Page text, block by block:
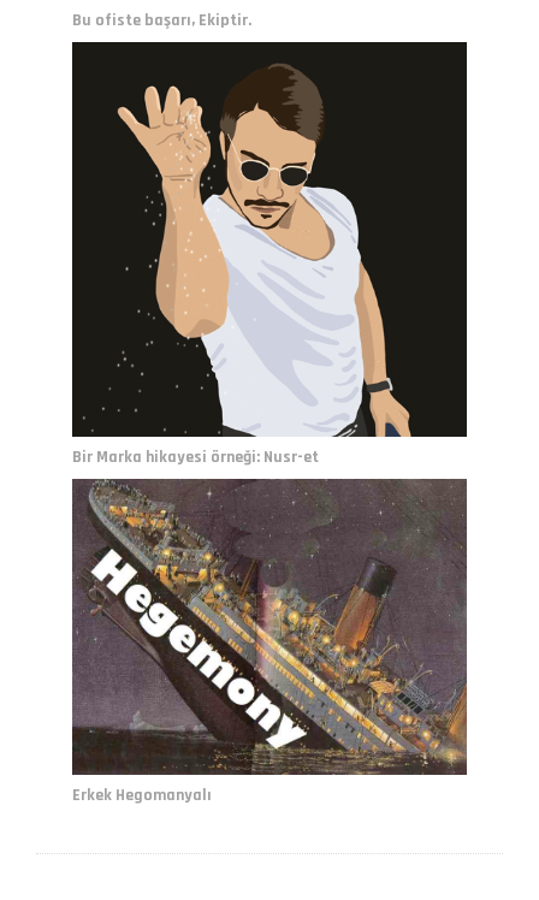
Bu ofiste başarı, Ekiptir.
Bir Marka hikayesi örneği: Nusr-et
Erkek Hegomanyalı